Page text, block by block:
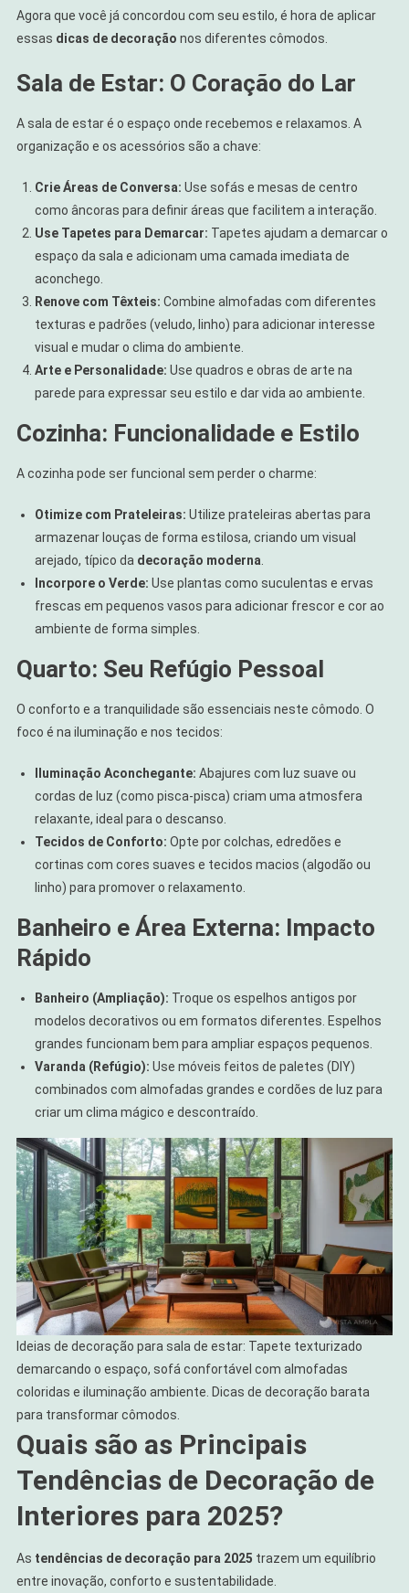
Agora que você já concordou com seu estilo, é hora de aplicar
essas dicas de decoração nos diferentes cômodos.
Sala de Estar: O Coração do Lar
A sala de estar é o espaço onde recebemos e relaxamos. A
organização e os acessórios são a chave:
Crie Áreas de Conversa: Use sofás e mesas de centro
como âncoras para definir áreas que facilitem a interação.
Use Tapetes para Demarcar: Tapetes ajudam a demarcar o
espaço da sala e adicionam uma camada imediata de
aconchego.
Renove com Têxteis: Combine almofadas com diferentes
texturas e padrões (veludo, linho) para adicionar interesse
visual e mudar o clima do ambiente.
Arte e Personalidade: Use quadros e obras de arte na
parede para expressar seu estilo e dar vida ao ambiente.
Cozinha: Funcionalidade e Estilo
A cozinha pode ser funcional sem perder o charme:
Otimize com Prateleiras: Utilize prateleiras abertas para
armazenar louças de forma estilosa, criando um visual
arejado, típico da decoração moderna.
Incorpore o Verde: Use plantas como suculentas e ervas
frescas em pequenos vasos para adicionar frescor e cor ao
ambiente de forma simples.
Quarto: Seu Refúgio Pessoal
O conforto e a tranquilidade são essenciais neste cômodo. O
foco é na iluminação e nos tecidos:
Iluminação Aconchegante: Abajures com luz suave ou
cordas de luz (como pisca-pisca) criam uma atmosfera
relaxante, ideal para o descanso.
Tecidos de Conforto: Opte por colchas, edredões e
cortinas com cores suaves e tecidos macios (algodão ou
linho) para promover o relaxamento.
Banheiro e Área Externa: Impacto
Rápido
Banheiro (Ampliação): Troque os espelhos antigos por
modelos decorativos ou em formatos diferentes. Espelhos
grandes funcionam bem para ampliar espaços pequenos.
Varanda (Refúgio): Use móveis feitos de paletes (DIY)
combinados com almofadas grandes e cordões de luz para
criar um clima mágico e descontraído.
Ideias de decoração para sala de estar: Tapete texturizado
demarcando o espaço, sofá confortável com almofadas
coloridas e iluminação ambiente. Dicas de decoração barata
para transformar cômodos.
Quais são as Principais
Tendências de Decoração de
Interiores para 2025?
As tendências de decoração para 2025 trazem um equilíbrio
entre inovação, conforto e sustentabilidade.